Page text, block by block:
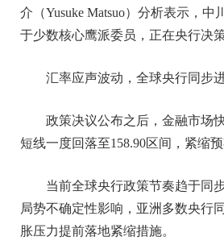
介（Yusuke Matsuo）分析表示，
于少数核心鹰派委员，正在央行决
汇率应声波动，全球央行同步
政策决议公布之后，金融市场
短线一度回落至158.90区间，紧缩
当前全球央行政策节奏趋于同
局势不确定性影响，亚洲多数央行
胀压力提前落地紧缩措施。